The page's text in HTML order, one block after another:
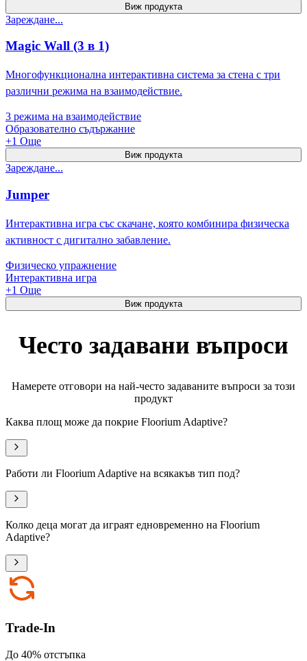
Виж продукта
Зареждане...
Magic Wall (3 в 1)
Многофункционална интерактивна система за стена с три
различни режима на взаимодействие.
3 режима на взаимодействие
Образователно съдържание
+1 Още
Виж продукта
Зареждане...
Jumper
Интерактивна игра със скачане, която комбинира физическа
активност с дигитално забавление.
Физическо упражнение
Интерактивна игра
+1 Още
Виж продукта
Често задавани въпроси
Намерете отговори на най-често задаваните въпроси за този
продукт
Каква площ може да покрие Floorium Adaptive?
Работи ли Floorium Adaptive на всякакъв тип под?
Колко деца могат да играят едновременно на Floorium
Adaptive?
Trade-In
До 40% отстъпка